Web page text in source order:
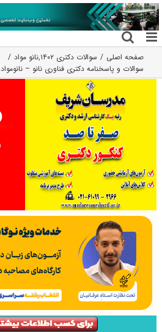
رفتن
به
محتوا
صفحه اصلی سوالات دکتری ۱۴۰۲ ,نانو مواد
سوالات و پاسخنامه دکتری فناوری نانو – نانومواد ۱۴۰۲